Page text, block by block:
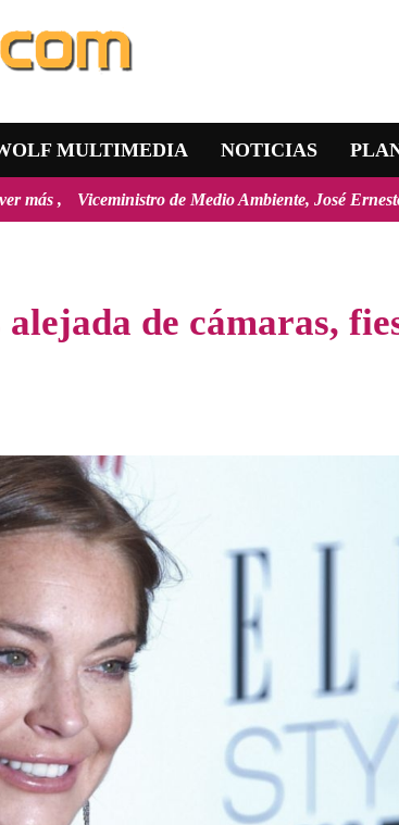
MULTIMEDIA NOTICIAS
de Medio Ambiente, José Ernesto Ávila: "la
de cámaras,